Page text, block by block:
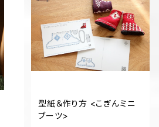
型紙＆作り方 <こぎんミニ
ブーツ>